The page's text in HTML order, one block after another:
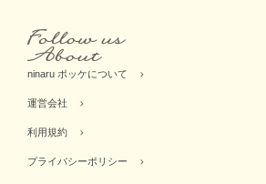
ninaru ポッケについて
運営会社
利用規約
プライバシーポリシー